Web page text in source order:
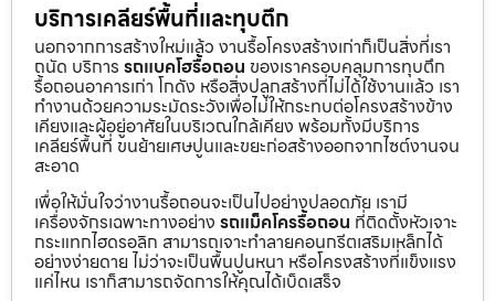
บริการเคลียร์พื้นที่และทุบตึก
นอกจากการสร้างใหม่แล้ว งานรื้อโครงสร้างเก่าก็เป็นสิ่งที่เรา
ถนัด บริการ รถแบคโฮรื้อถอน ของเราครอบคลุมการทุบตึก
รื้อถอนอาคารเก่า โกดัง หรือสิ่งปลูกสร้างที่ไม่ได้ใช้งานแล้ว เรา
ทำงานด้วยความระมัดระวังเพื่อไม่ให้กระทบต่อโครงสร้างข้าง
เคียงและผู้อยู่อาศัยในบริเวณใกล้เคียง พร้อมทั้งมีบริการ
เคลียร์พื้นที่ ขนย้ายเศษปูนและขยะก่อสร้างออกจากไซต์งานจน
สะอาด
เพื่อให้มั่นใจว่างานรื้อถอนจะเป็นไปอย่างปลอดภัย เรามี
เครื่องจักรเฉพาะทางอย่าง รถแม็คโครรื้อถอน ที่ติดตั้งหัวเจาะ
กระแทกไฮดรอลิก สามารถเจาะทำลายคอนกรีตเสริมเหล็กได้
อย่างง่ายดาย ไม่ว่าจะเป็นพื้นปูนหนา หรือโครงสร้างที่แข็งแรง
แค่ไหน เราก็สามารถจัดการให้คุณได้เบ็ดเสร็จ